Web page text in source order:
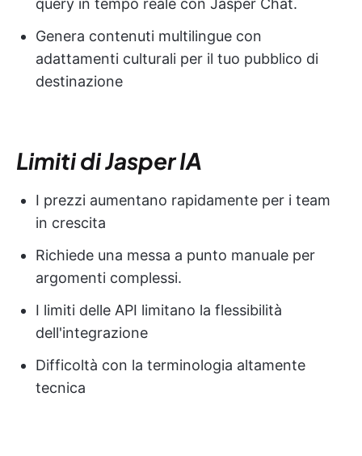
query in tempo reale con Jasper Chat.
Genera contenuti multilingue con
adattamenti culturali per il tuo pubblico di
destinazione
Limiti di Jasper IA
I prezzi aumentano rapidamente per i team
in crescita
Richiede una messa a punto manuale per
argomenti complessi.
I limiti delle API limitano la flessibilità
dell'integrazione
Difficoltà con la terminologia altamente
tecnica